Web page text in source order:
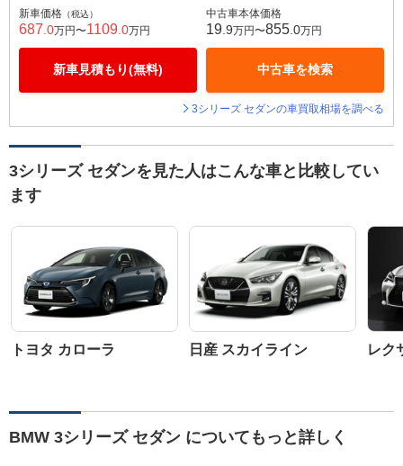
新車価格 （税込）
687 .0万円〜1109 .0万円
新車見積もり(無料)
中古車本体価格
19 .9万円〜855 .0万円
中古車を検索
3シリーズ セダンの車買取相場を調べる
3シリーズ セダンを見た人はこんな車と比較してい
ます
トヨタ カローラ 日産 スカイライン レク
BMW 3シリーズ セダン についてもっと詳しく